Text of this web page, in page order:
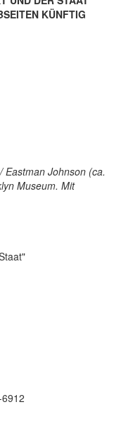
KÜNFTIG
Eastman Johnson (ca.
Museum. Mit